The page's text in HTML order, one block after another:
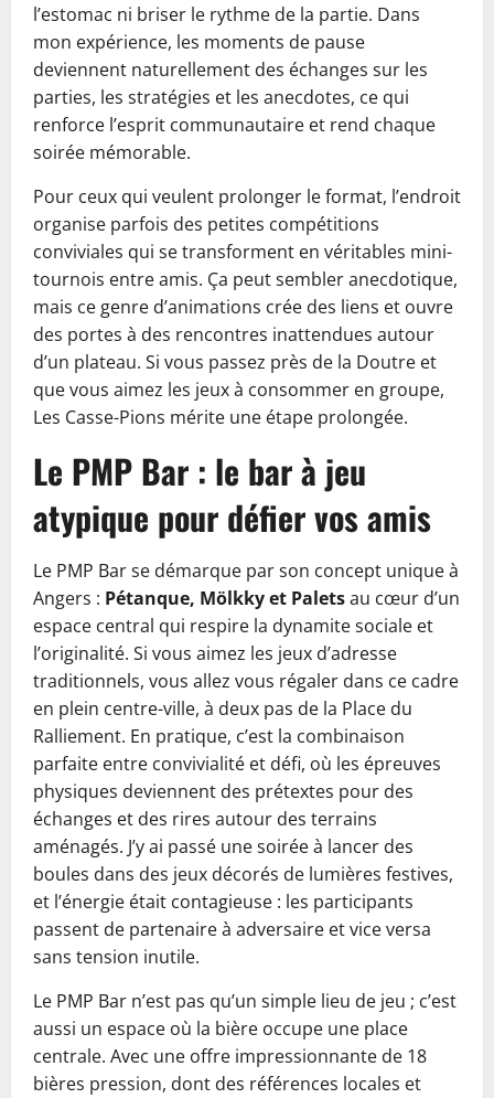
l’estomac ni briser le rythme de la partie. Dans
mon expérience, les moments de pause
deviennent naturellement des échanges sur les
parties, les stratégies et les anecdotes, ce qui
renforce l’esprit communautaire et rend chaque
soirée mémorable.
Pour ceux qui veulent prolonger le format, l’endroit
organise parfois des petites compétitions
conviviales qui se transforment en véritables mini-
tournois entre amis. Ça peut sembler anecdotique,
mais ce genre d’animations crée des liens et ouvre
des portes à des rencontres inattendues autour
d’un plateau. Si vous passez près de la Doutre et
que vous aimez les jeux à consommer en groupe,
Les Casse-Pions mérite une étape prolongée.
Le PMP Bar : le bar à jeu
atypique pour défier vos amis
Le PMP Bar se démarque par son concept unique à
Angers : Pétanque, Mölkky et Paletsau cœur d’un
espace central qui respire la dynamite sociale et
l’originalité. Si vous aimez les jeux d’adresse
traditionnels, vous allez vous régaler dans ce cadre
en plein centre-ville, à deux pas de la Place du
Ralliement. En pratique, c’est la combinaison
parfaite entre convivialité et défi, où les épreuves
physiques deviennent des prétextes pour des
échanges et des rires autour des terrains
aménagés. J’y ai passé une soirée à lancer des
boules dans des jeux décorés de lumières festives,
et l’énergie était contagieuse : les participants
passent de partenaire à adversaire et vice versa
sans tension inutile.
Le PMP Bar n’est pas qu’un simple lieu de jeu ; c’est
aussi un espace où la bière occupe une place
centrale. Avec une offre impressionnante de 18
bières pression, dont des références locales et